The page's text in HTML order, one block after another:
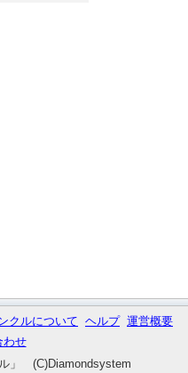
クルについて ヘルプ 運営概要
わせ
」 (C)Diamondsystem